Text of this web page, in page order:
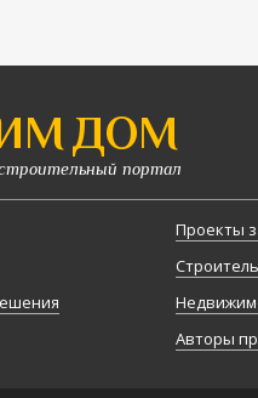
ДОМ
портал
Проекты
Авторы